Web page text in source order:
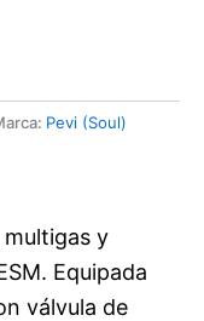
Pevi (Soul)
multigas y
Equipada
válvula de